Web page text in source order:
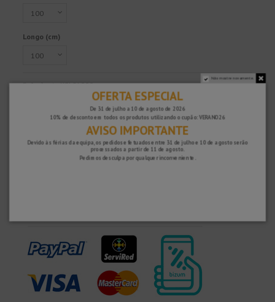
Longo (cm)
Referência KSLC1000
Não mostre novamente.
OFERTA ESPECIAL
De 31 de julho a 10 de agosto de 2026
10% de desconto em todos os produtos utilizando o cupão: VERANO26
AVISO IMPORTANTE
Devido às férias da equipa, os pedidos efetuados entre 31 de julho e 10 de agosto serão
processados ​​a partir de 11 de agosto.
Pedimos desculpa por qualquer inconveniente.